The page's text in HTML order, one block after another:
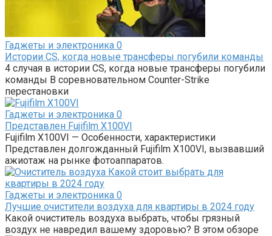
Гаджеты и электроника 0
Истории CS, когда новые трансферы погубили команды
4 случая в истории CS, когда новые трансферы погубили
команды В соревновательном Counter-Strike
перестановки
Гаджеты и электроника 0
Представлен Fujifilm X100VI
Fujifilm X100VI — Особенности, характеристики
Представлен долгожданный Fujifilm X100VI, вызвавший
ажиотаж на рынке фотоаппаратов.
Гаджеты и электроника 0
Лучшие очистители воздуха для квартиры в 2024 году
Какой очиститель воздуха выбрать, чтобы грязный
воздух не навредил вашему здоровью? В этом обзоре